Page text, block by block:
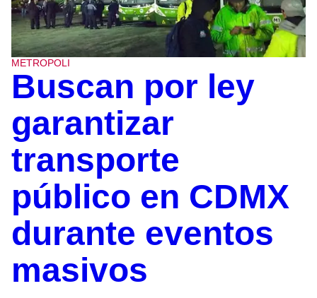
METROPOLI
Buscan por ley
garantizar
transporte
público en CDMX
durante eventos
masivos